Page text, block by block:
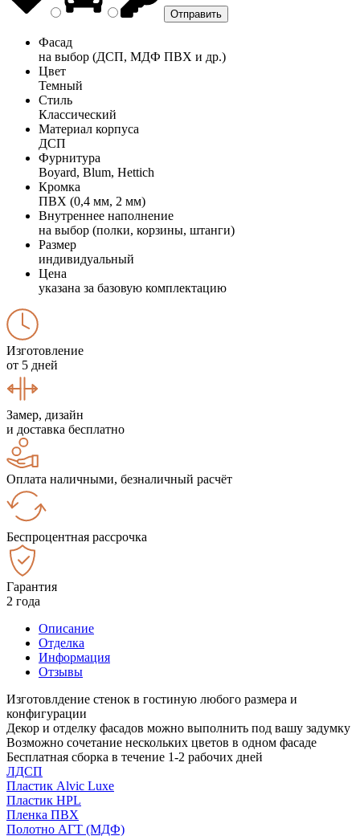
Фасад
на выбор (ДСП, МДФ ПВХ и др.)
Цвет
Темный
Стиль
Классический
Материал корпуса
ДСП
Фурнитура
Boyard, Blum, Hettich
Кромка
ПВХ (0,4 мм, 2 мм)
Внутреннее наполнение
на выбор (полки, корзины, штанги)
Размер
индивидуальный
Цена
указана за базовую комплектацию
Изготовление
от 5 дней
Замер, дизайн
и доставка бесплатно
Оплата наличными, безналичный расчёт
Беспроцентная рассрочка
Гарантия
2 года
Описание
Отделка
Информация
Отзывы
Изготовлдение стенок в гостиную любого размера и
конфигурации
Декор и отделку фасадов можно выполнить под вашу задумку
Возможно сочетание нескольких цветов в одном фасаде
Бесплатная сборка в течение 1-2 рабочих дней
ЛДСП
Пластик Alvic Luxe
Пластик HPL
Пленка ПВХ
Полотно АГТ (МДФ)